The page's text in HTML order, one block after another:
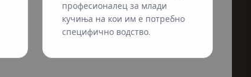
професионалец за млади
кучиња на кои им е потребно
специфично водство.